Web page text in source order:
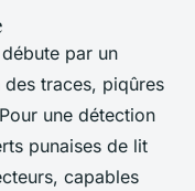
débute par un
traces, piqûres
une détection
punaises de lit
capables